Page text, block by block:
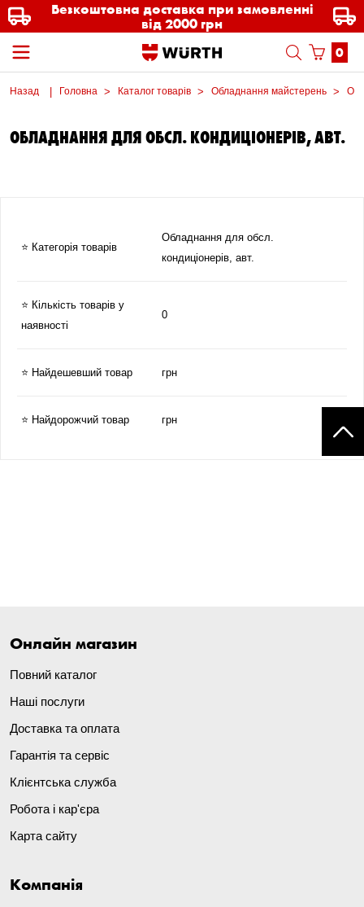
Безкоштовна доставка при замовленні
від 2000 грн
0
Назад Головна Каталог товарів Обладнання майстерень
ОБЛАДНАННЯ ДЛЯ ОБСЛ. КОНДИЦІОНЕРІВ, АВТ.
⭐ Категорія товарів
Обладнання для обсл.
кондиціонерів, авт.
⭐ Кількість товарів у
наявності
0
⭐ Найдешевший товар грн
⭐ Найдорожчий товар грн
Онлайн магазин
Повний каталог
Наші послуги
Доставка та оплата
Гарантія та сервіс
Клієнтська служба
Робота і кар'єра
Карта сайту
Компанія